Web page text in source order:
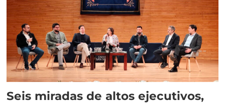
Seis miradas de altos ejecutivos,